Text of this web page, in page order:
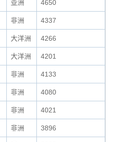
亚洲 4650
非洲 4337
大洋洲 4266
大洋洲 4201
非洲 4133
非洲 4080
非洲 4021
非洲 3896